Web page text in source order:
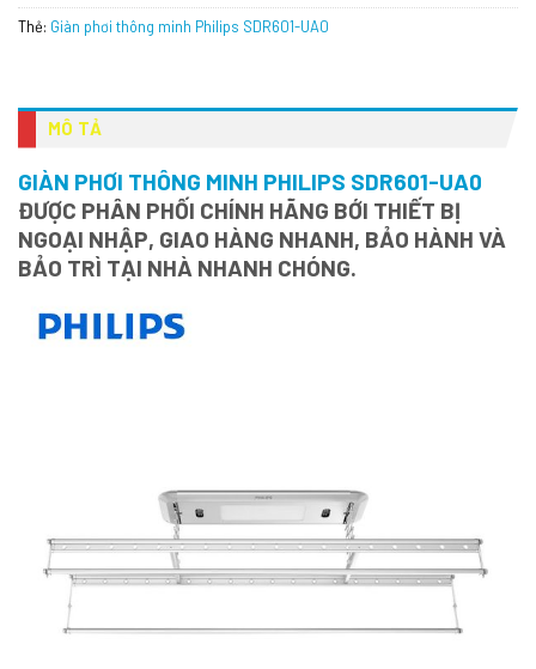
Thẻ: Giàn phơi thông minh Philips SDR601-UA0
MÔ TẢ
GIÀN PHƠI THÔNG MINH PHILIPS SDR601-UA0
ĐƯỢC PHÂN PHỐI CHÍNH HÃNG BỚI THIẾT BỊ
NGOẠI NHẬP, GIAO HÀNG NHANH, BẢO HÀNH VÀ
BẢO TRÌ TẠI NHÀ NHANH CHÓNG.